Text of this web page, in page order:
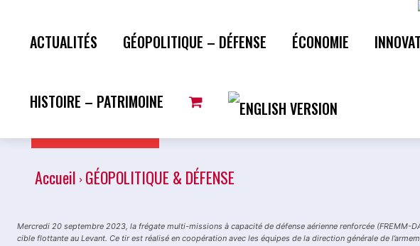
ACTUALITÉS GÉOPOLITIQUE – DÉFENSE ÉCONOMIE
HISTOIRE – PATRIMOINE
Accueil GÉOPOLITIQUE & DÉFENSE
Mercredi 20 septembre 2023, la frégate multi-missions à capacité de défense aérienne renforcée (FREMM-
cible flottante au Levant. Ce tir est réalisé en coopération avec les équipes de la direction générale de